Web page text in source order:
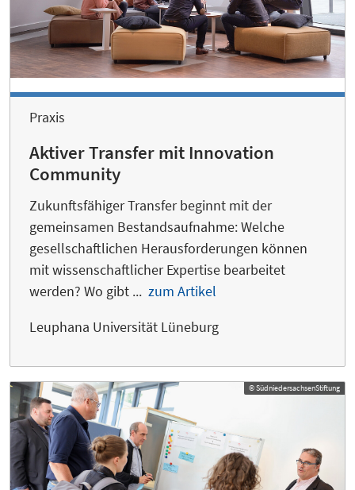
Praxis
Aktiver Transfer mit Innovation
Community
Zukunftsfähiger Transfer beginnt mit der
gemeinsamen Bestandsaufnahme: Welche
gesellschaftlichen Herausforderungen können
mit wissenschaftlicher Expertise bearbeitet
werden? Wo gibt ... zum Artikel
Leuphana Universität Lüneburg
© SüdniedersachsenStiftung